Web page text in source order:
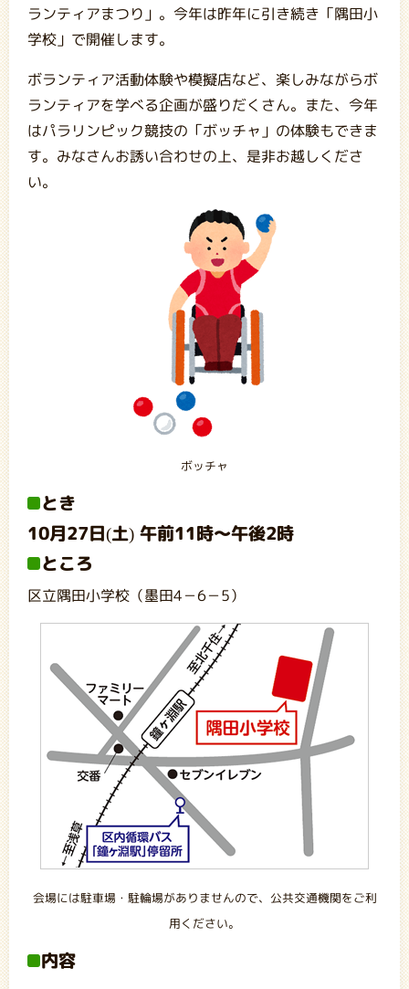
ランティアまつり」。今年は昨年に引き続き「隅田小
学校」で開催します。
ボランティア活動体験や模擬店など、楽しみながらボ
ランティアを学べる企画が盛りだくさん。また、今年
はパラリンピック競技の「ボッチャ」の体験もできま
す。みなさんお誘い合わせの上、是非お越しくださ
い。
ボッチャ
とき
10月27日(土) 午前11時～午後2時
ところ
区立隅田小学校（墨田4－6－5）
会場には駐車場・駐輪場がありませんので、公共交通機関をご利
用ください。
内容